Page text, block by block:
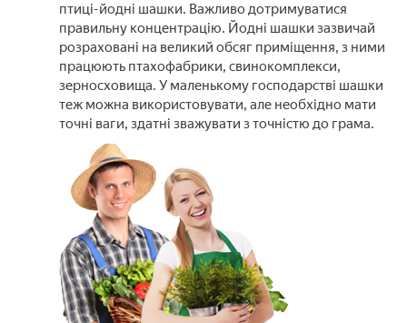
птиці-йодні шашки. Важливо дотримуватися
правильну концентрацію. Йодні шашки зазвичай
розраховані на великий обсяг приміщення, з ними
працюють птахофабрики, свинокомплекси,
зерносховища. У маленькому господарстві шашки
теж можна використовувати, але необхідно мати
точні ваги, здатні зважувати з точністю до грама.